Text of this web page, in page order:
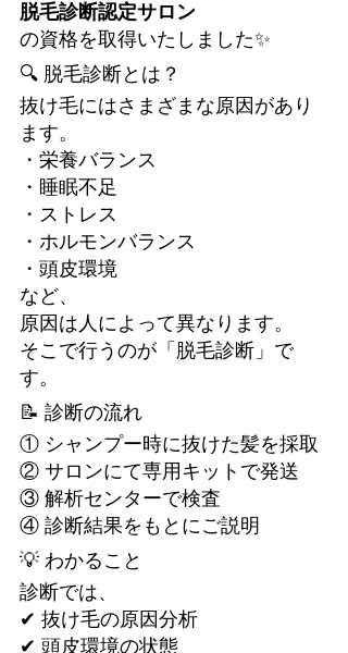
脱毛診断認定サロン
の資格を取得いたしました✨
🔍 脱毛診断とは？
抜け毛にはさまざまな原因があり
ます。
・栄養バランス
・睡眠不足
・ストレス
・ホルモンバランス
・頭皮環境
など、
原因は人によって異なります。
そこで行うのが「脱毛診断」で
す。
📝 診断の流れ
① シャンプー時に抜けた髪を採取
② サロンにて専用キットで発送
③ 解析センターで検査
④ 診断結果をもとにご説明
💡 わかること
診断では、
✔ 抜け毛の原因分析
✔ 頭皮環境の状態